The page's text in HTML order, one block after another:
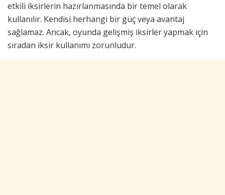
etkili iksirlerin hazırlanmasında bir temel olarak
kullanılır. Kendisi herhangi bir güç veya avantaj
sağlamaz. Ancak, oyunda gelişmiş iksirler yapmak için
sıradan iksir kullanımı zorunludur.